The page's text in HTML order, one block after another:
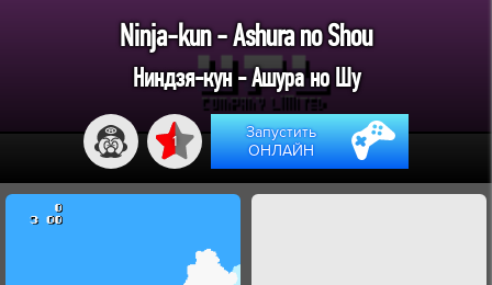
Ninja-kun - Ashura no Shou
Ниндзя-кун - Ашура но Шу
1
Запустить
ОНЛАЙН